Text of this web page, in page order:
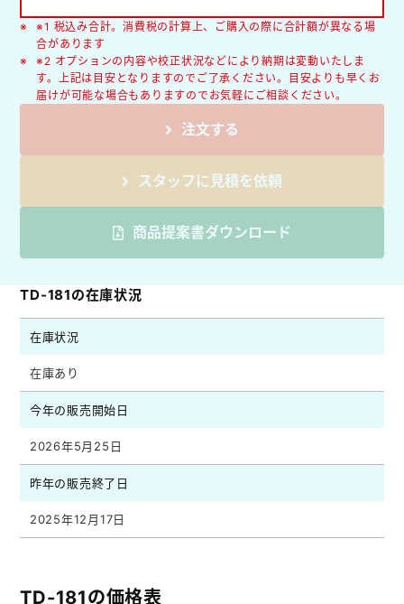
※1 税込み合計。消費税の計算上、ご購入の際に合計額が異なる場
合があります
※2 オプションの内容や校正状況などにより納期は変動いたしま
す。上記は目安となりますのでご了承ください。目安よりも早くお
届けが可能な場合もありますのでお気軽にご相談ください。
注文する
スタッフに見積を依頼
商品提案書ダウンロード
TD-181の在庫状況
在庫状況
在庫あり
今年の販売開始日
2026年5月25日
昨年の販売終了日
2025年12月17日
TD-181の価格表